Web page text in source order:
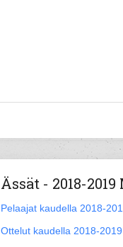
Ässät - 2018-
Pelaajat kaudella 2018-
Ottelut kaudella 2018-2019